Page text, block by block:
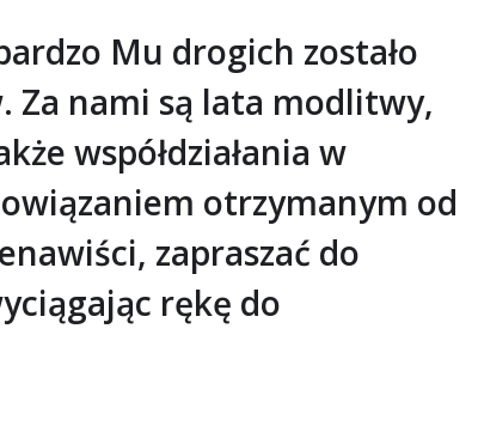
Mu drogich zostało
Za nami są lata modlitwy,
współdziałania w
otrzymanym od
zapraszać do
rękę do